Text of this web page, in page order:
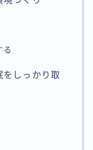
しっかり取